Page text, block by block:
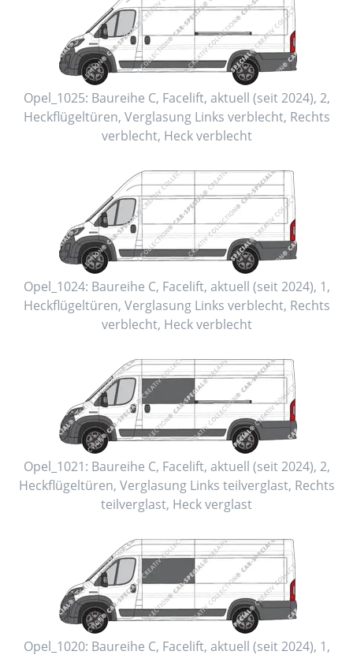
Opel_1025: Baureihe C, Facelift, aktuell (seit 2024), 2,
Heckflügeltüren, Verglasung Links verblecht, Rechts
verblecht, Heckverblecht
Opel_1024: Baureihe C, Facelift, aktuell (seit 2024), 1,
Heckflügeltüren, Verglasung Links verblecht, Rechts
verblecht, Heckverblecht
Opel_1021: Baureihe C, Facelift, aktuell (seit 2024), 2,
Heckflügeltüren, Verglasung Links teilverglast, Rechts
teilverglast, Heckverglast
Opel_1020: Baureihe C, Facelift, aktuell (seit 2024), 1,